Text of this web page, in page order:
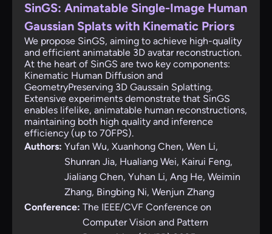
SinGS: Animatable Single-Image Human
Gaussian Splats with Kinematic Priors
We propose SinGS, aiming to achieve high-quality
and efficient animatable 3D avatar reconstruction.
At the heart of SinGS are two key components:
Kinematic Human Diffusion and
GeometryPreserving 3D Gaussain Splatting.
Extensive experiments demonstrate that SinGS
enables lifelike, animatable human reconstructions,
maintaining both high quality and inference
efficiency (up to 70FPS).
Authors: Yufan Wu, Xuanhong Chen, Wen Li,
Shunran Jia, Hualiang Wei, Kairui Feng,
Jialiang Chen, Yuhan Li, Ang He, Weimin
Zhang, Bingbing Ni, Wenjun Zhang
Conference: The IEEE/CVF Conference on
Computer Vision and Pattern